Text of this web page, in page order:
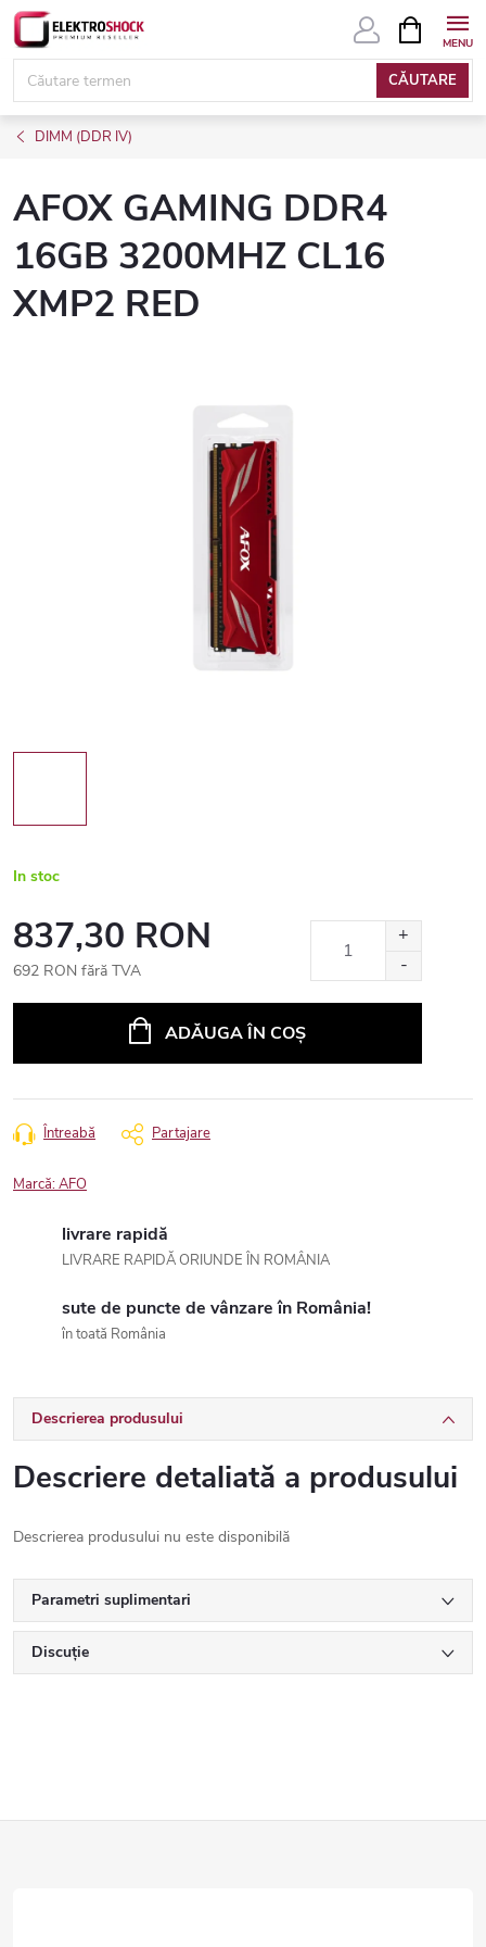
Treci
conținut
CĂUTARE
COŞ
DE
DIMM (DDR IV)
AFOX GAMING DDR4
16GB 3200MHZ CL16
XMP2 RED
In stoc
837,30 RON
692 RON fără TVA
ADĂUGA ÎN COŞ
Întreabă Partajare
Marcă:AFO
livrare rapidă
LIVRARE RAPIDĂ ORIUNDE ÎN ROMÂNIA
sute de puncte de vânzare în România!
în toată România
Descrierea produsului
Descriere detaliată a produsului
Descrierea produsului nu este disponibilă
Parametri suplimentari
Discuţie